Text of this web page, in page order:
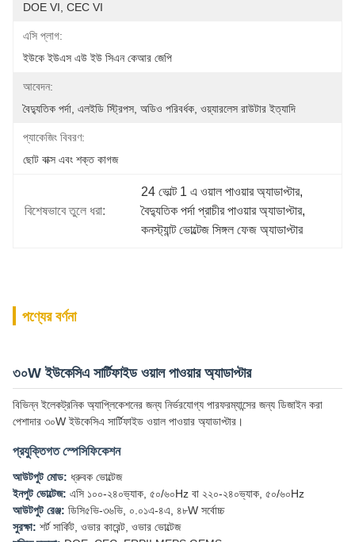
DOE VI, CEC VI
এসি প্লাগ:
ইউকে ইউএস এউ ইউ সিএন কেআর জেপি
আবেদন:
বৈদ্যুতিক পর্দা, এলইডি স্ট্রিপস, অডিও পরিবর্ধক, ওয়্যারলেস রাউটার ইত্যাদি
প্যাকেজিং বিবরণ:
ছোট বাক্স এবং শক্ত কাগজ
বিশেষভাবে তুলে ধরা:
24 ভোল্ট 1 এ ওয়াল পাওয়ার অ্যাডাপ্টার,
বৈদ্যুতিক পর্দা প্রাচীর পাওয়ার অ্যাডাপ্টার,
কনস্ট্যান্ট ভোল্টেজ সিঙ্গল ফেজ অ্যাডাপ্টার
পণ্যের বর্ণনা
৩০W ইউকেসিএ সার্টিফাইড ওয়াল পাওয়ার অ্যাডাপ্টার
বিভিন্ন ইলেকট্রনিক অ্যাপ্লিকেশনের জন্য নির্ভরযোগ্য পারফরম্যান্সের জন্য ডিজাইন করা
পেশাদার ৩০W ইউকেসিএ সার্টিফাইড ওয়াল পাওয়ার অ্যাডাপ্টার।
প্রযুক্তিগত স্পেসিফিকেশন
আউটপুট মোড: ধ্রুবক ভোল্টেজ
ইনপুট ভোল্টেজ: এসি ১০০-২৪০ভ্যাক, ৫০/৬০Hz বা ২২০-২৪০ভ্যাক, ৫০/৬০Hz
আউটপুট রেঞ্জ: ডিসি৫ভি-৩৬ভি, ০.০১এ-৪এ, ৪৮W সর্বোচ্চ
সুরক্ষা: শর্ট সার্কিট, ওভার কারেন্ট, ওভার ভোল্টেজ